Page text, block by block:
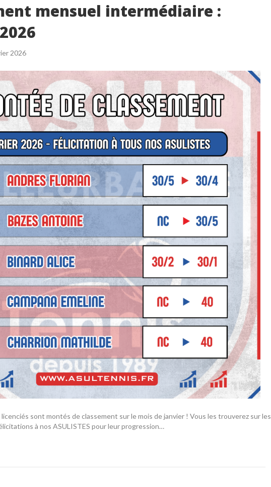
mensuel intermédiaire :
2026
sont montés de classement sur le mois de janvier ! Vous les trouverez sur les
à nos ASULISTES pour leur progression…